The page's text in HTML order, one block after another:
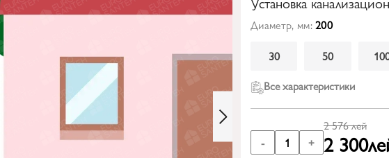
Диаметр, мм:200
30
50
Все характеристики
- 1 +
2 576лей
2 300